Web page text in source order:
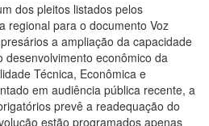
dos pleitos listados pelos
regional para o documento Voz
a ampliação da capacidade
econômico da
Técnica, Econômica e
em audiência pública recente, a
prevê a readequação do
estão programados apenas